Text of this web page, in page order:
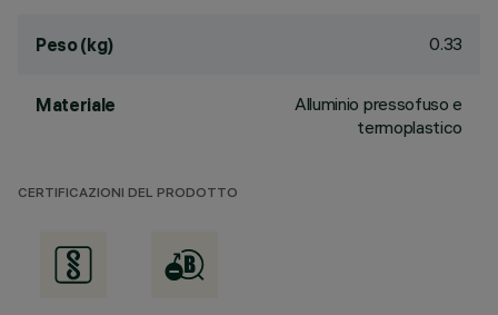
Peso (kg) 0.33
Materiale
Alluminio pressofuso e
termoplastico
CERTIFICAZIONI DEL PRODOTTO